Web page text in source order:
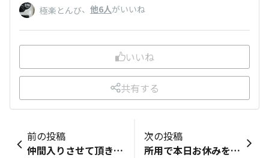
極楽とんび、 他6人がいいね
いいね
共有する
前の投稿
仲間入りさせて頂きま〜す❗️ 先月末よりJG3に乗っています。 まずは安全運転を祈願しました。 今月初遠乗りはＲ158で松本へ 蓼科の友人と初滑り🎿して来ました。 山岳道路も軽快に走行出来、楽しさ倍増です。 雪面もしっかりと走れて、 一度危ないシーンも無事回避出来て 雪面でのハンドリングも問題有りません。 左後席を倒せば175cmの板も 前席の間に挟んで入るので3人乗車も可能。 毎週地元のスキー場と月1回の蓼科行きが 楽しい道中になりそうです。 それからディスプレイオーディオでApple Carplayを使用しています。余っているiPhoneに格安SIMでオフラインによるマップを利用しています。 追記)何故かオンラインで動作しない⁉️
次の投稿
所用で本日お休みをいただきましたww そろそろかなー？と思っていたのでドキドキしながら その時を迎えました😆 信号待ちで 給油前 ゾロ目はコンビニで～